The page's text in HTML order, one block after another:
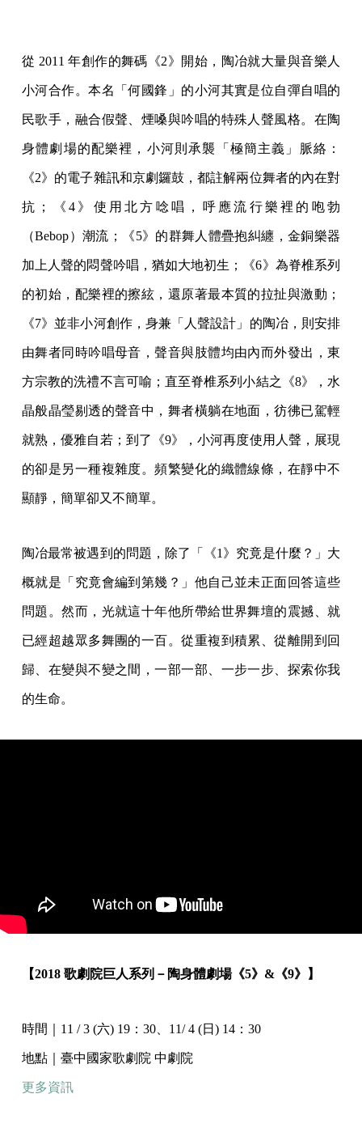
從 2011 年創作的舞碼《2》開始，陶冶就大量與音樂人
小河合作。本名「何國鋒」的小河其實是位自彈自唱的
民歌手，融合假聲、煙嗓與吟唱的特殊人聲風格。在陶
身體劇場的配樂裡，小河則承襲「極簡主義」脈絡：
《2》的電子雜訊和京劇鑼鼓，都註解兩位舞者的內在對
抗；《4》使用北方唸唱，呼應流行樂裡的咆勃
（Bebop）潮流；《5》的群舞人體疊抱糾纏，金銅樂器
加上人聲的悶聲吟唱，猶如大地初生；《6》為脊椎系列
的初始，配樂裡的擦絃，還原著最本質的拉扯與激動；
《7》並非小河創作，身兼「人聲設計」的陶冶，則安排
由舞者同時吟唱母音，聲音與肢體均由內而外發出，東
方宗教的洗禮不言可喻；直至脊椎系列小結之《8》，水
晶般晶瑩剔透的聲音中，舞者橫躺在地面，彷彿已駕輕
就熟，優雅自若；到了《9》，小河再度使用人聲，展現
的卻是另一種複雜度。頻繁變化的織體線條，在靜中不
顯靜，簡單卻又不簡單。
陶冶最常被遇到的問題，除了「《1》究竟是什麼？」大
概就是「究竟會編到第幾？」他自己並未正面回答這些
問題。然而，光就這十年他所帶給世界舞壇的震撼、就
已經超越眾多舞團的一百。從重複到積累、從離開到回
歸、在變與不變之間，一部一部、一步一步、探索你我
的生命。
【2018 歌劇院巨人系列－陶身體劇場《5》&《9》】
時間｜11 / 3 (六) 19：30、11/ 4 (日) 14：30
地點｜臺中國家歌劇院 中劇院
更多資訊